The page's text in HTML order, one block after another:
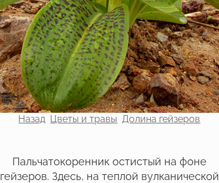
Назад Цветы и травы Долина гейзеров
Пальчатокоренник остистый на фоне
гейзеров. Здесь, на теплой вулканической